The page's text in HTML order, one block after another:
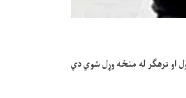
او ترهګر له منځه وړل شوي دي